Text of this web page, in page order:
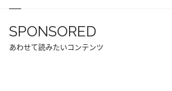
SPONSORED
あわせて読みたいコンテンツ